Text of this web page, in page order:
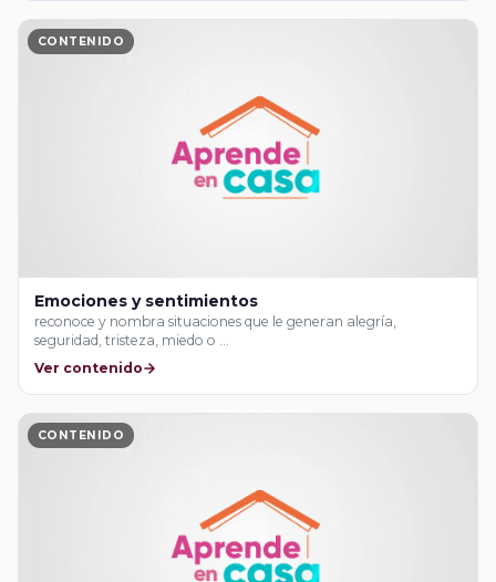
CONTENIDO
Emociones y sentimientos
reconoce y nombra situaciones que le generan alegría,
seguridad, tristeza, miedo o …
Ver contenido
CONTENIDO